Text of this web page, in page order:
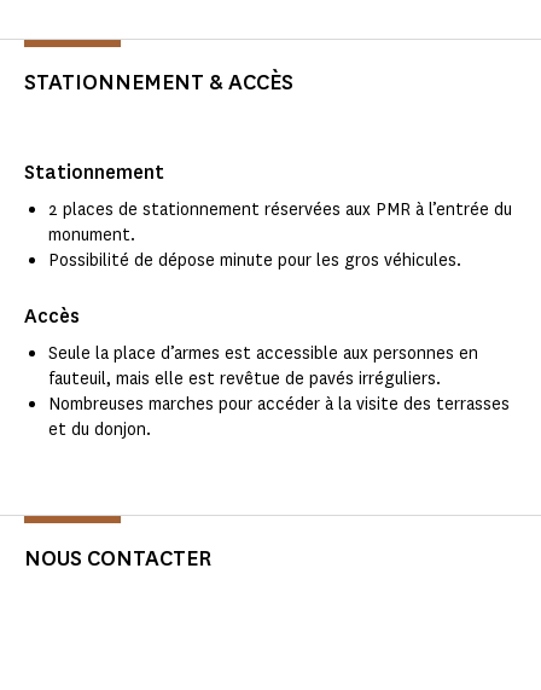
STATIONNEMENT & ACCÈS
Stationnement
2 places de stationnement réservées aux PMR à l’entrée du
monument.
Possibilité de dépose minute pour les gros véhicules.
Accès
Seule la place d’armes est accessible aux personnes en
fauteuil, mais elle est revêtue de pavés irréguliers.
Nombreuses marches pour accéder à la visite des terrasses
et du donjon.
NOUS CONTACTER